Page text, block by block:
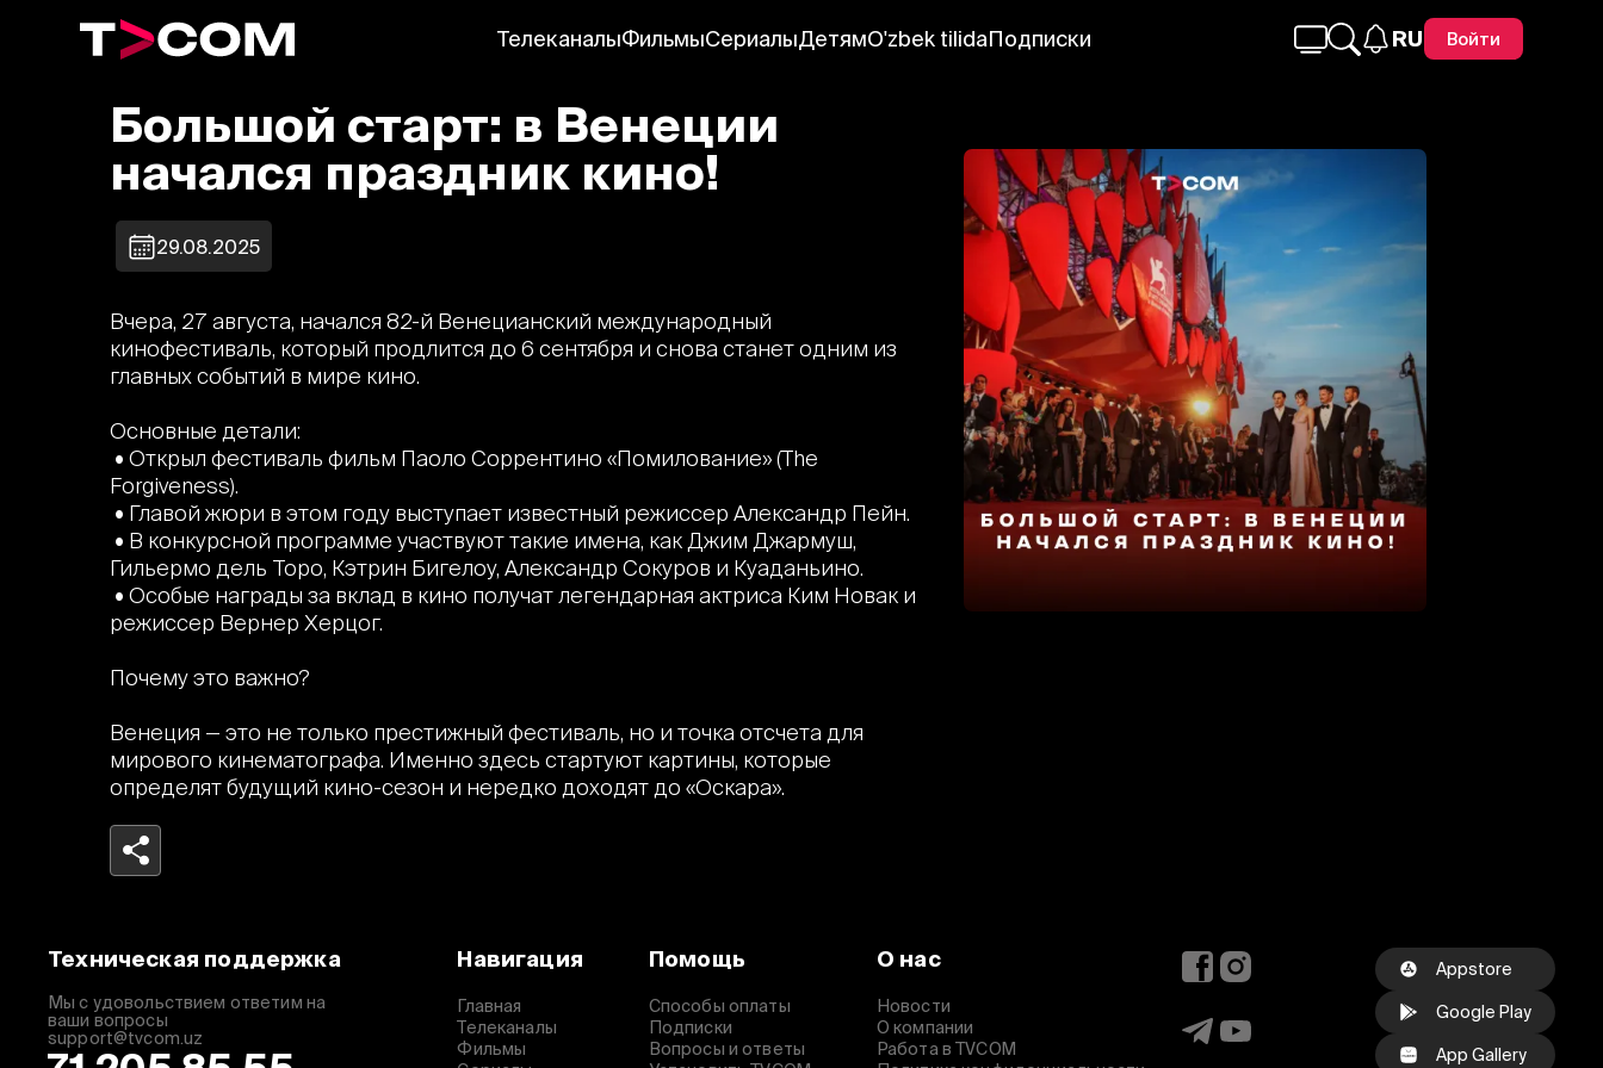
ТелеканалыФильмыСериалыДетямO'zbek tilidaПодписки RU Войти
Большой старт: в Венеции
начался праздник кино!
29.08.2025
Вчера, 27 августа, начался 82-й Венецианский международный
кинофестиваль, который продлится до 6 сентября и снова станет одним из
главных событий в мире кино.
Основные детали:
• Открыл фестиваль фильм Паоло Соррентино «Помилование» (The
Forgiveness).
• Главой жюри в этом году выступает известный режиссер Александр Пейн.
• В конкурсной программе участвуют такие имена, как Джим Джармуш,
Гильермо дель Торо, Кэтрин Бигелоу, Александр Сокуров и Куаданьино.
• Особые награды за вклад в кино получат легендарная актриса Ким Новак и
режиссер Вернер Херцог.
Почему это важно?
Венеция — это не только престижный фестиваль, но и точка отсчета для
мирового кинематографа. Именно здесь стартуют картины, которые
определят будущий кино-сезон и нередко доходят до «Оскара».
Копировать ссылку
Техническая поддержка
Мы с удовольствием ответим на
ваши вопросы
support@tvcom.uz
Навигация
Главная
Телеканалы
Фильмы
Помощь
Способы оплаты
Подписки
Вопросы и ответы
О нас
Новости
О компании
Работа в TVCOM
Appstore
Google Play
App Gallery